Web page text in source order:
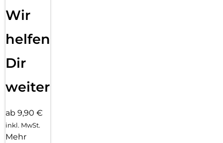
Wir
helfen
Dir
weiter
ab 9,90 €
inkl. MwSt.
Mehr